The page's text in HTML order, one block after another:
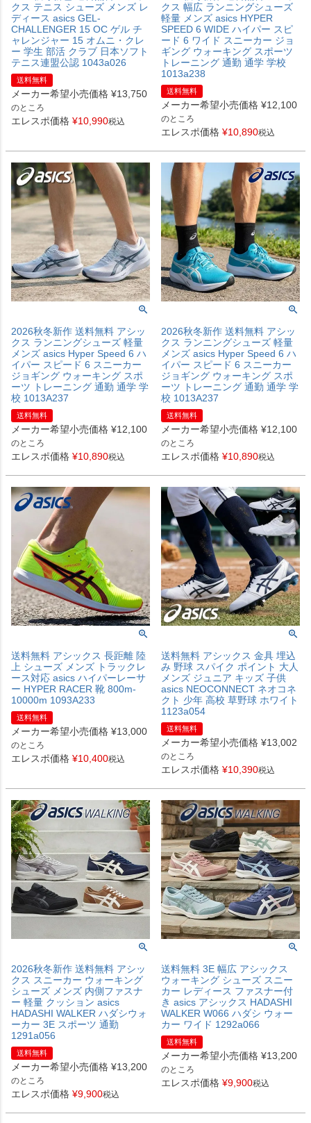
クス テニス シューズ メンズ レ
ディース asics GEL-
CHALLENGER 15 OC ゲル チ
ャレンジャー 15 オムニ・クレ
ー 学生 部活 クラブ 日本ソフト
テニス連盟公認 1043a026
送料無料
メーカー希望小売価格 ¥13,750
のところ
エレスポ価格 ¥10,990税込
クス 幅広 ランニングシューズ
軽量 メンズ asics HYPER
SPEED 6 WIDE ハイパー スピ
ード 6 ワイド スニーカー ジョ
ギング ウォーキング スポーツ
トレーニング 通勤 通学 学校
1013a238
送料無料
メーカー希望小売価格 ¥12,100
のところ
エレスポ価格 ¥10,890税込
2026秋冬新作 送料無料 アシッ
クス ランニングシューズ 軽量
メンズ asics Hyper Speed 6 ハ
イパー スピード 6 スニーカー
ジョギング ウォーキング スポ
ーツ トレーニング 通勤 通学 学
校 1013A237
送料無料
メーカー希望小売価格 ¥12,100
のところ
エレスポ価格 ¥10,890税込
2026秋冬新作 送料無料 アシッ
クス ランニングシューズ 軽量
メンズ asics Hyper Speed 6 ハ
イパー スピード 6 スニーカー
ジョギング ウォーキング スポ
ーツ トレーニング 通勤 通学 学
校 1013A237
送料無料
メーカー希望小売価格 ¥12,100
のところ
エレスポ価格 ¥10,890税込
送料無料 アシックス 長距離 陸
上 シューズ メンズ トラックレ
ース対応 asics ハイパーレーサ
ー HYPER RACER 靴 800m-
10000m 1093A233
送料無料
メーカー希望小売価格 ¥13,000
のところ
エレスポ価格 ¥10,400税込
送料無料 アシックス 金具 埋込
み 野球 スパイク ポイント 大人
メンズ ジュニア キッズ 子供
asics NEOCONNECT ネオコネ
クト 少年 高校 草野球 ホワイト
1123a054
送料無料
メーカー希望小売価格 ¥13,002
のところ
エレスポ価格 ¥10,390税込
2026秋冬新作 送料無料 アシッ
クス スニーカー ウォーキング
シューズ メンズ 内側ファスナ
ー 軽量 クッション asics
HADASHI WALKER ハダシウォ
ーカー 3E スポーツ 通勤
1291a056
送料無料
メーカー希望小売価格 ¥13,200
のところ
エレスポ価格 ¥9,900税込
送料無料 3E 幅広 アシックス
ウォーキング シューズ スニー
カー レディース ファスナー付
き asics アシックス HADASHI
WALKER W066 ハダシ ウォー
カー ワイド 1292a066
送料無料
メーカー希望小売価格 ¥13,200
のところ
エレスポ価格 ¥9,900税込